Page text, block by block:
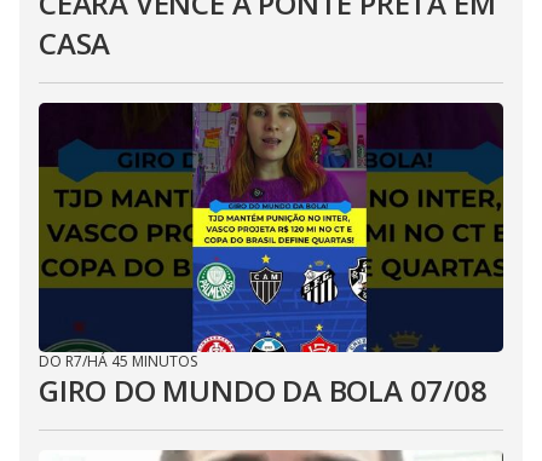
CASA
DO R7/HÁ 45 MINUTOS
GIRO DO MUNDO DA BOLA 07/08